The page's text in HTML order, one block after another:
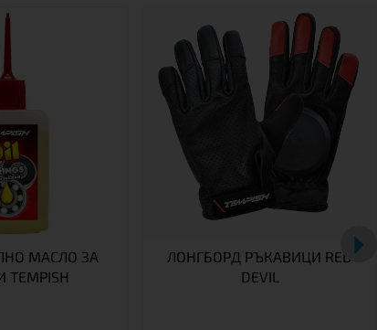
МАСЛО ЗА
TEMPISH
ЛОНГБОРД РЪКАВИЦИ RED
DEVIL